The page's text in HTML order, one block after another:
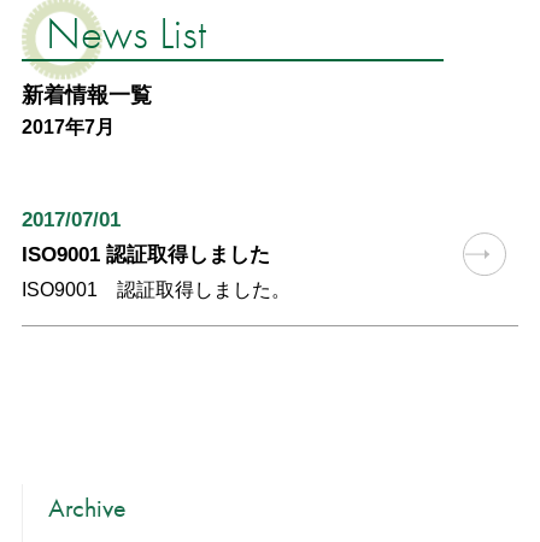
News List
新着情報一覧
2017年7月
2017/07/01
ISO9001 認証取得しました
ISO9001 認証取得しました。
Archive